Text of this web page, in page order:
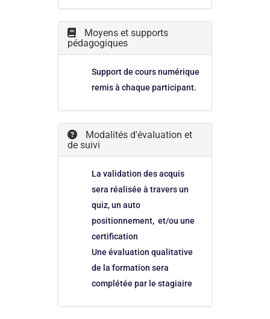
Moyens et supports
pédagogiques
Support de cours numérique
remis à chaque participant.
Modalités d'évaluation et
de suivi
La validation des acquis
sera réalisée à travers un
quiz, un auto
positionnement, et/ou une
certification
Une évaluation qualitative
de la formation sera
complétée par le stagiaire